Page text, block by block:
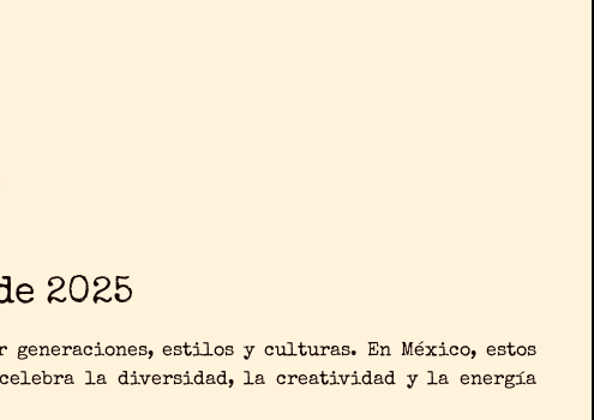
2025
generaciones, estilos y culturas. En México, estos
celebra la diversidad, la creatividad y la energía